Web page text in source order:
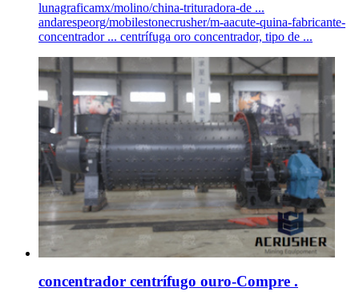
lunagraficamx/molino/china-trituradora-de ...
andarespeorg/mobilestonecrusher/m-aacute-quina-fabricante-
concentrador ... centrífuga oro concentrador, tipo de ...
concentrador centrífugo ouro-Compre .